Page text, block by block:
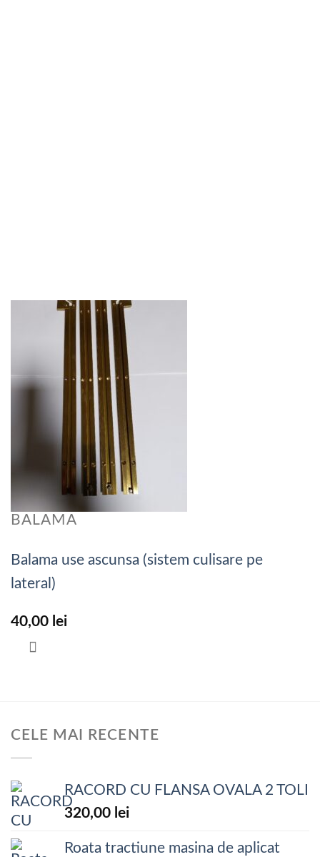
BALAMA
Balama use ascunsa (sistem culisare pe
lateral)
40,00 lei
CELE MAI RECENTE
RACORD CU FLANSA OVALA 2 TOLI
320,00 lei
Roata tractiune masina de aplicat